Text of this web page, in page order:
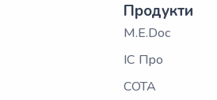
Продукти
M.E.Doc
ІС Про
СОТА